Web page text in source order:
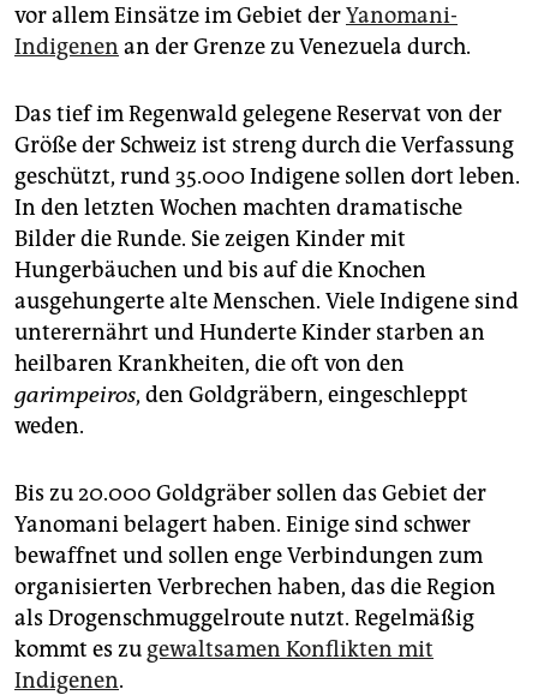
vor allem Einsätze im Gebiet derYanomani-
Indigenen an der Grenze zu Venezuela durch.
Das tief im Regenwald gelegene Reservat von der
Größe der Schweiz ist streng durch die Verfassung
geschützt, rund 35.000 Indigene sollen dort leben.
In den letzten Wochen machten dramatische
Bilder die Runde. Sie zeigen Kinder mit
Hungerbäuchen und bis auf die Knochen
ausgehungerte alte Menschen. Viele Indigene sind
unterernährt und Hunderte Kinder starben an
heilbaren Krankheiten, die oft von den
garimpeiros, den Goldgräbern, eingeschleppt
weden.
Bis zu 20.000 Goldgräber sollen das Gebiet der
Yanomani belagert haben. Einige sind schwer
bewaffnet und sollen enge Verbindungen zum
organisierten Verbrechen haben, das die Region
als Drogenschmuggelroute nutzt. Regelmäßig
kommt es zu gewaltsamen Konflikten mit
Indigenen.